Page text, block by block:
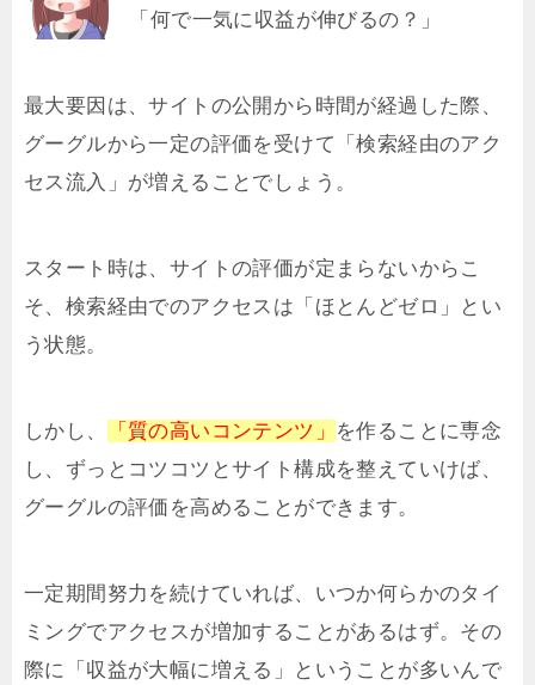
「何で一気に収益が伸びるの？」
最大要因は、サイトの公開から時間が経過した際、
グーグルから一定の評価を受けて「検索経由のアク
セス流入」が増えることでしょう。
スタート時は、サイトの評価が定まらないからこ
そ、検索経由でのアクセスは「ほとんどゼロ」とい
う状態。
しかし、 「質の高いコンテンツ」
を作ることに専念
し、ずっとコツコツとサイト構成を整えていけば、
グーグルの評価を高めることができます。
一定期間努力を続けていれば、いつか何らかのタイ
ミングでアクセスが増加することがあるはず。その
際に「収益が大幅に増える」ということが多いんで